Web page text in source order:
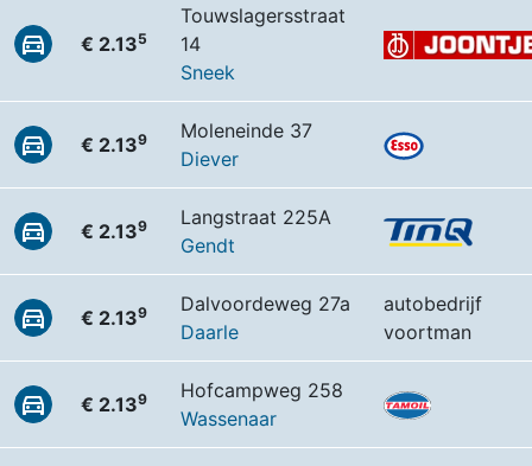
€ 2.135
Touwslagersstraat
14
Sneek
€ 2.139
Moleneinde 37
Diever
€ 2.139
Langstraat 225A
Gendt
€ 2.139
Dalvoordeweg 27a
Daarle
autobedrijf
voortman
€ 2.139
Hofcampweg 258
Wassenaar